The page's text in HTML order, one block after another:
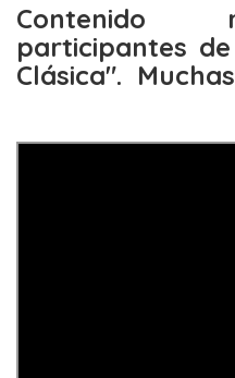
Contenido
participantes
Clásica".